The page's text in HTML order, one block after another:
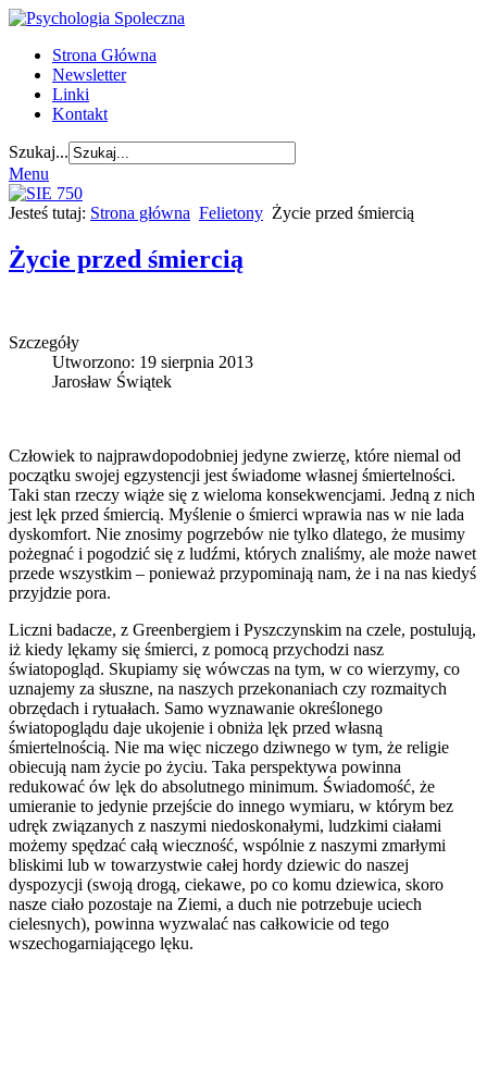
Strona Główna
Newsletter
Linki
Kontakt
Szukaj...
Menu
Jesteś tutaj: Strona główna Felietony Życie przed śmiercią
Życie przed śmiercią
Szczegóły
Utworzono: 19 sierpnia 2013
Jarosław Świątek
Człowiek to najprawdopodobniej jedyne zwierzę, które niemal od
początku swojej egzystencji jest świadome własnej śmiertelności.
Taki stan rzeczy wiąże się z wieloma konsekwencjami. Jedną z nich
jest lęk przed śmiercią. Myślenie o śmierci wprawia nas w nie lada
dyskomfort. Nie znosimy pogrzebów nie tylko dlatego, że musimy
pożegnać i pogodzić się z ludźmi, których znaliśmy, ale może nawet
przede wszystkim – ponieważ przypominają nam, że i na nas kiedyś
przyjdzie pora.
Liczni badacze, z Greenbergiem i Pyszczynskim na czele, postulują,
iż kiedy lękamy się śmierci, z pomocą przychodzi nasz
światopogląd. Skupiamy się wówczas na tym, w co wierzymy, co
uznajemy za słuszne, na naszych przekonaniach czy rozmaitych
obrzędach i rytuałach. Samo wyznawanie określonego
światopoglądu daje ukojenie i obniża lęk przed własną
śmiertelnością. Nie ma więc niczego dziwnego w tym, że religie
obiecują nam życie po życiu. Taka perspektywa powinna
redukować ów lęk do absolutnego minimum. Świadomość, że
umieranie to jedynie przejście do innego wymiaru, w którym bez
udręk związanych z naszymi niedoskonałymi, ludzkimi ciałami
możemy spędzać całą wieczność, wspólnie z naszymi zmarłymi
bliskimi lub w towarzystwie całej hordy dziewic do naszej
dyspozycji (swoją drogą, ciekawe, po co komu dziewica, skoro
nasze ciało pozostaje na Ziemi, a duch nie potrzebuje uciech
cielesnych), powinna wyzwalać nas całkowicie od tego
wszechogarniającego lęku.